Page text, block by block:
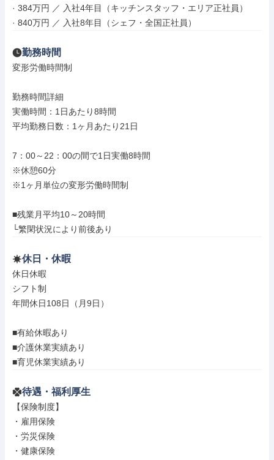
· 384万円 ／ 入社4年目（キッチンスタッフ・エリア正社員）
· 840万円 ／ 入社8年目（シェフ・全国正社員）
勤務時間
変形労働時間制
勤務時間詳細
実働時間：1日あたり8時間
平均勤務日数：1ヶ月あたり21日
7：00～22：00の間で1日実働8時間
※休憩60分
※1ヶ月単位の変形労働時間制
■残業月平均10～20時間
└繁閑状況により前後あり
休日・休暇
休日休暇
シフト制
年間休日108日（月9日）
■有給休暇あり
■介護休業実績あり
■育児休業実績あり
待遇・福利厚生
【保険制度】
・雇用保険
・労災保険
・健康保険